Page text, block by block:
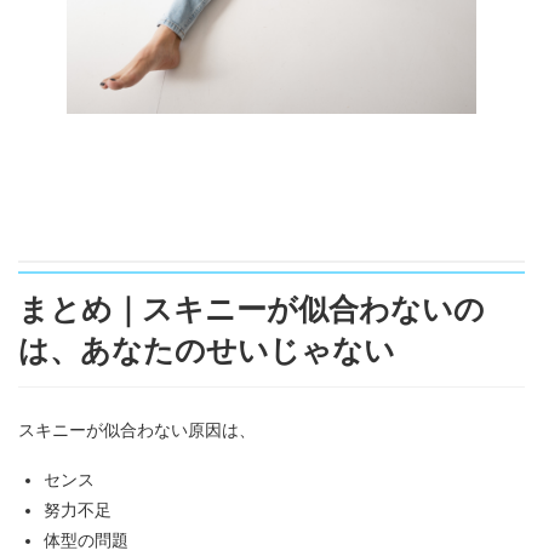
まとめ｜スキニーが似合わないの
は、あなたのせいじゃない
スキニーが似合わない原因は、
センス
努力不足
体型の問題